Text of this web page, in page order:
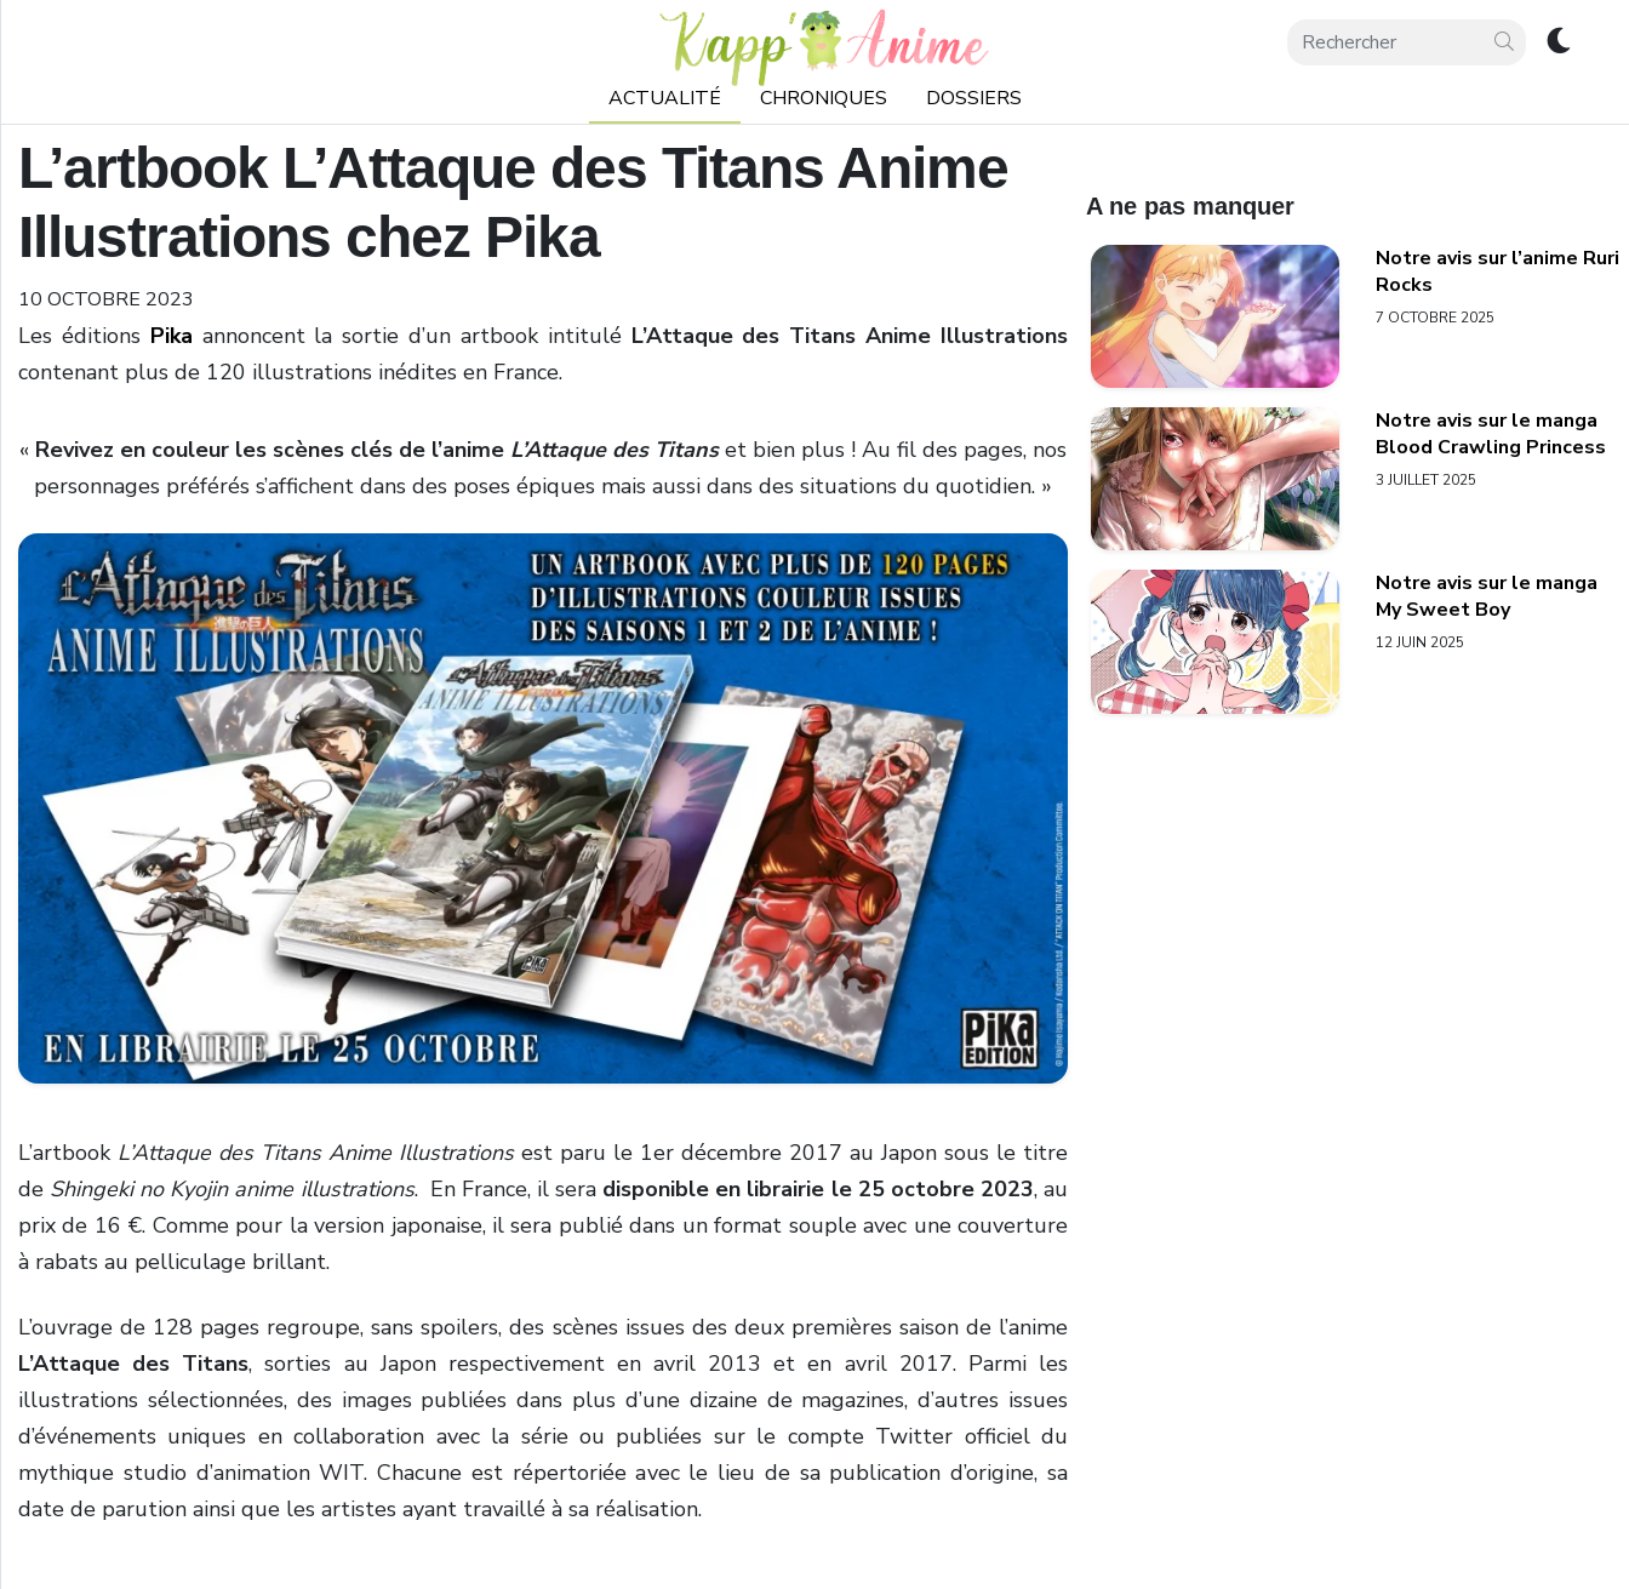
ACTUALITÉ CHRONIQUES DOSSIERS
L’artbook L’Attaque des Titans Anime
Illustrations chez Pika
10 OCTOBRE 2023
Les éditions Pika annoncent la sortie d’un artbook intitulé L’Attaque des Titans Anime Illustrations
contenant plus de 120 illustrations inédites en France.
« Revivez en couleur les scènes clés de l’anime L’Attaque des Titans et bien plus ! Au fil des pages, nos
personnages préférés s’affichent dans des poses épiques mais aussi dans des situations du quotidien. »
L’artbook L’Attaque des Titans Anime Illustrationsest paru le 1er décembre 2017 au Japon sous le titre
de Shingeki no Kyojin anime illustrations. En France, il sera disponible en librairie le 25 octobre 2023, au
prix de 16 €. Comme pour la version japonaise, il sera publié dans un format souple avec une couverture
à rabats au pelliculage brillant.
L’ouvrage de 128 pages regroupe, sans spoilers, des scènes issues des deux premières saison de l’anime
L’Attaque des Titans, sorties au Japon respectivement en avril 2013 et en avril 2017. Parmi les
illustrations sélectionnées, des images publiées dans plus d’une dizaine de magazines, d’autres issues
d’événements uniques en collaboration avec la série ou publiées sur le compte Twitter officiel du
mythique studio d’animation WIT. Chacune est répertoriée avec le lieu de sa publication d’origine, sa
date de parution ainsi que les artistes ayant travaillé à sa réalisation.
A ne pas manquer
Notre avis sur l’anime Ruri
Rocks
7 OCTOBRE 2025
Notre avis sur le manga
Blood Crawling Princess
3 JUILLET 2025
Notre avis sur le manga
My Sweet Boy
12 JUIN 2025